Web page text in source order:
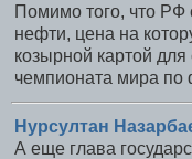
Помимо того, что РФ
нефти, цена на
козырной картой
чемпионата мира по
Нурсултан
А еще глава